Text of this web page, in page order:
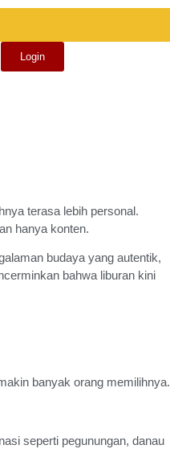
Login
terasa lebih personal.
hanya konten.
budaya yang autentik,
bahwa liburan kini
banyak orang memilihnya.
seperti pegunungan, danau